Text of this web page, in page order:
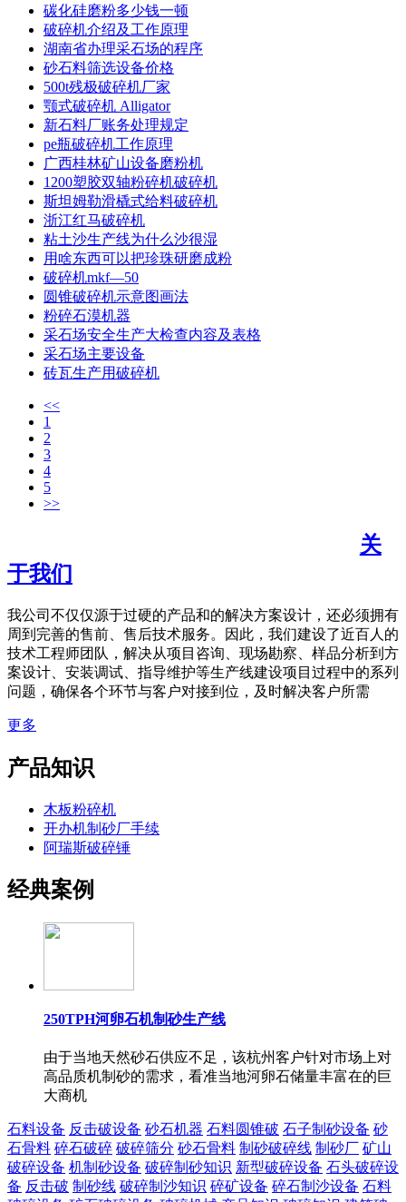
碳化硅磨粉多少钱一顿
破碎机介绍及工作原理
湖南省办理采石场的程序
砂石料筛选设备价格
500t残极破碎机厂家
颚式破碎机 Alligator
新石料厂账务处理规定
pe瓶破碎机工作原理
广西桂林矿山设备磨粉机
1200塑胶双轴粉碎机破碎机
斯坦姆勒滑橇式给料破碎机
浙江红马破碎机
粘土沙生产线为什么沙很湿
用啥东西可以把珍珠研磨成粉
破碎机mkf—50
圆锥破碎机示意图画法
粉碎石漠机器
采石场安全生产大检查内容及表格
采石场主要设备
砖瓦生产用破碎机
<<
1
2
3
4
5
>>
关
于我们
我公司不仅仅源于过硬的产品和的解决方案设计，还必须拥有
周到完善的售前、售后技术服务。因此，我们建设了近百人的
技术工程师团队，解决从项目咨询、现场勘察、样品分析到方
案设计、安装调试、指导维护等生产线建设项目过程中的系列
问题，确保各个环节与客户对接到位，及时解决客户所需
更多
产品知识
木板粉碎机
开办机制砂厂手续
阿瑞斯破碎锤
经典案例
250TPH河卵石机制砂生产线
由于当地天然砂石供应不足，该杭州客户针对市场上对
高品质机制砂的需求，看准当地河卵石储量丰富在的巨
大商机
石料设备 反击破设备 砂石机器 石料圆锥破 石子制砂设备 砂
石骨料 碎石破碎 破碎筛分 砂石骨料 制砂破碎线 制砂厂 矿山
破碎设备 机制砂设备 破碎制砂知识 新型破碎设备 石头破碎设
备 反击破 制砂线 破碎制沙知识 碎矿设备 碎石制沙设备 石料